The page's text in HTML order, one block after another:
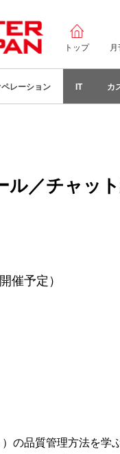
トップ
レーション IT カ
ル／チャッ
催予定）
の品質管理方法を